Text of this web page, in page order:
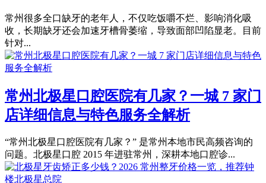
常州很多全口缺牙的老年人，不仅吃饭嚼不烂、影响消化吸
收，长期缺牙还会加速牙槽骨萎缩，导致面部凹陷显老。目前
针对...
常州北极星口腔医院有几家？一城 7 家门
店详细信息与特色服务全解析
“常州北极星口腔医院有几家？” 是常州本地市民高频咨询的
问题。北极星口腔 2015 年进驻常州，深耕本地口腔诊...